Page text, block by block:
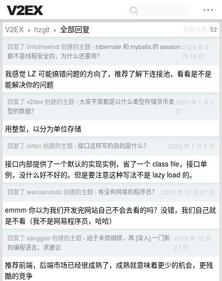
V2EX › hzgit › 全部回复 回复总数 52
回复了 iintothewind 创建的主题 › hibernate 和 mybatis 的 session
都不是线程安全的，为什么还要用？
2024 年 8
月 16 日
我感觉 LZ 可能搞错问题的方向了，推荐了解下连接池，看看是不是
能解决你的问题
回复了 v2dev 创建的主题 › 大家平常都是以什么类型存储货币类
型的数据？
2020 年 1 月 2
日
用整型，以分为单位存储
回复了 cirton 创建的主题 › 接口这样写的目的是什么？ 2020 年 1 月 2 日
接口内部提供了一个默认的实现实例，省了一个 class file，接口单
例，没什么好不好的。但是要注意这种写法不是 lazy load 的。
回复了 weiruanniubi 创建的主题 › 有没有网易的程序员？ 2019 年 12 月 27 日
emmm 你以为我们开发完网站自己不会去看的吗？没错，我们自己就
是不看（我不是网易程序员，哈哈）
回复了 sanggao 创建的主题 › 迫于未雨绸缪，再 [深入] 一门新
的编程语言，求建议
2019 年 12 月
27 日
推荐前端，后端市场已经很成熟了，成熟就意味着更少的机会，更残
酷的竞争